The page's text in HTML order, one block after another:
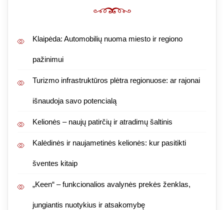
Klaipėda: Automobilių nuoma miesto ir regiono
pažinimui
Turizmo infrastruktūros plėtra regionuose: ar rajonai
išnaudoja savo potencialą
Kelionės – naujų patirčių ir atradimų šaltinis
Kalėdinės ir naujametinės kelionės: kur pasitikti
šventes kitaip
„Keen“ – funkcionalios avalynės prekės ženklas,
jungiantis nuotykius ir atsakomybę